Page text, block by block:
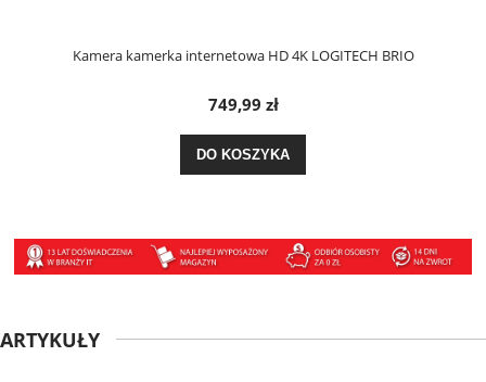
Kamera kamerka internetowa HD 4K LOGITECH BRIO
749,99 zł
DO KOSZYKA
ARTYKUŁY